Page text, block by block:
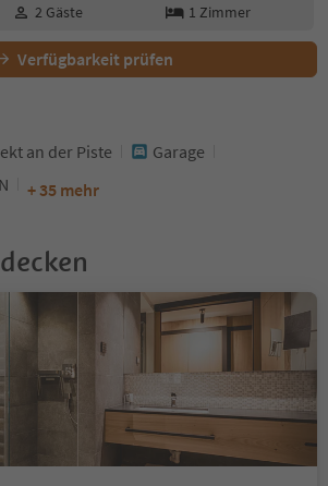
2 Gäste 1 Zimmer
Verfügbarkeit prüfen
an der Piste
Garage
+ 35 mehr